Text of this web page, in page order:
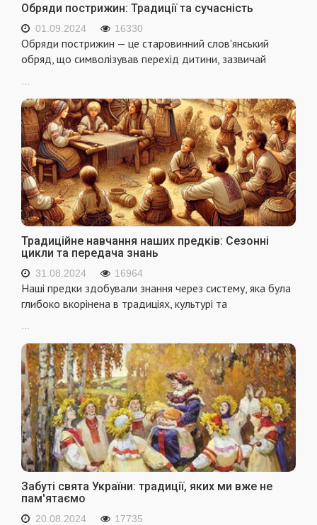
Обряди пострижин: Традиції та сучасність
01.09.2024 16330
Обряди пострижин — це старовинний слов'янський
обряд, що символізував перехід дитини, зазвичай
Традиційне навчання наших предків: Сезонні
цикли та передача знань
31.08.2024 16964
Наші предки здобували знання через систему, яка була
глибоко вкорінена в традиціях, культурі та
...
Забуті свята України: традиції, яких ми вже не
пам'ятаємо
20.08.2024 17735